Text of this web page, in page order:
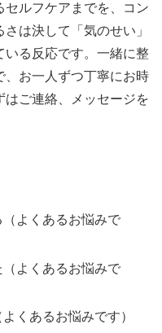
セルフケアまでを、コン
は決して「気のせい」
いる反応です。一緒に整
、お一人ずつ丁寧にお時
はご連絡、メッセージを
よくあるお悩みで
よくあるお悩みで
くあるお悩みです）